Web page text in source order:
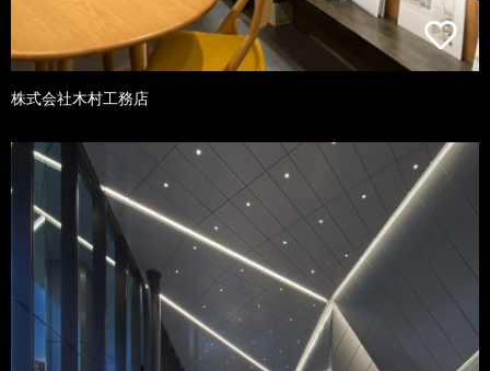
株式会社木村工務店